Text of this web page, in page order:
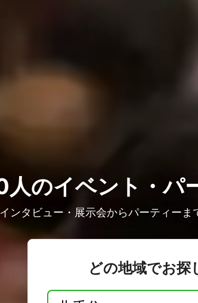
人のイベント・パ
ンタビュー・展示会からパーティーま
どの地域でお探